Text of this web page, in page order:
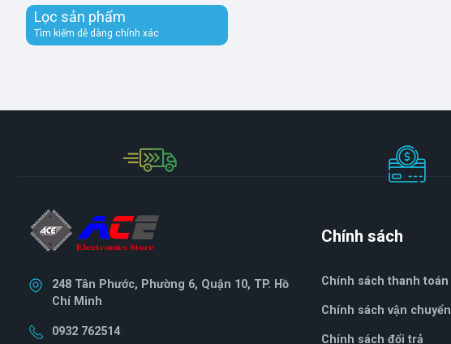
Lọc sản phẩm
Tìm kiếm dễ dàng chính xác
248 Tân Phước, Phường 6, Quận 10, TP. Hồ
Chí Minh
0932 762514
Chính sách
Chính sách thanh toán
Chính sách vận chuyển
Chính sách đổi trả